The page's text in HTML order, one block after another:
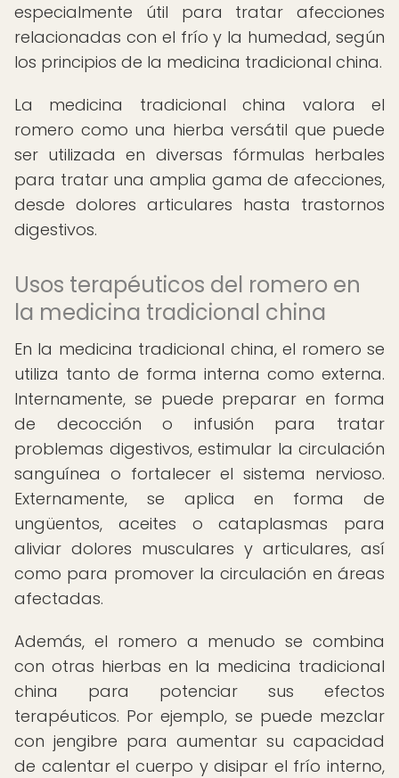
especialmente útil para tratar afecciones
relacionadas con el frío y la humedad, según
los principios de la medicina tradicional china.
La medicina tradicional china valora el
romero como una hierba versátil que puede
ser utilizada en diversas fórmulas herbales
para tratar una amplia gama de afecciones,
desde dolores articulares hasta trastornos
digestivos.
Usos terapéuticos del romero en
la medicina tradicional china
En la medicina tradicional china, el romero se
utiliza tanto de forma interna como externa.
Internamente, se puede preparar en forma
de decocción o infusión para tratar
problemas digestivos, estimular la circulación
sanguínea o fortalecer el sistema nervioso.
Externamente, se aplica en forma de
ungüentos, aceites o cataplasmas para
aliviar dolores musculares y articulares, así
como para promover la circulación en áreas
afectadas.
Además, el romero a menudo se combina
con otras hierbas en la medicina tradicional
china para potenciar sus efectos
terapéuticos. Por ejemplo, se puede mezclar
con jengibre para aumentar su capacidad
de calentar el cuerpo y disipar el frío interno,